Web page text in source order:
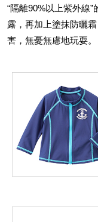
“隔離90%以上紫外線
露，再加上塗抹防曬
害，無憂無慮地玩耍。